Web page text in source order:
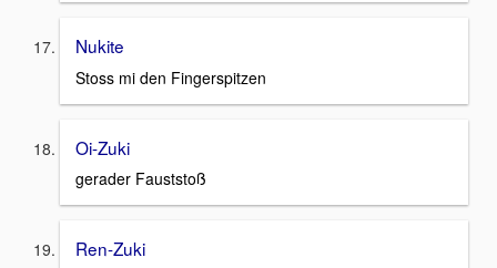
Nukite
Stoss mi den Fingerspitzen
Oi-Zuki
gerader Fauststoß
Ren-Zuki